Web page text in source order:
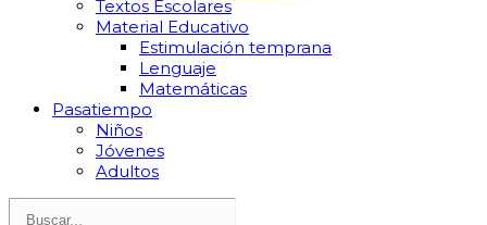
Textos Escolares
Material Educativo
Estimulación temprana
Lenguaje
Matemáticas
Pasatiempo
Niños
Jóvenes
Adultos